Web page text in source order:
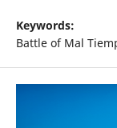
Keywords:
Battle of Mal